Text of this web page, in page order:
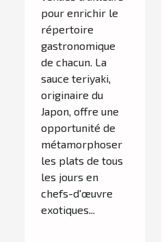
pour enrichir le
répertoire
gastronomique
de chacun. La
sauce teriyaki,
originaire du
Japon, offre une
opportunité de
métamorphoser
les plats de tous
les jours en
chefs-d'œuvre
exotiques...